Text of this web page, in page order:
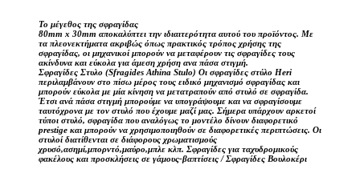
Το μέγεθος της σφραγίδας
80mm x 30mm αποκαλύπτει την ιδιαιτερότητα αυτού του προϊόντος. Με
τα πλεονεκτήματα ακριβώς όπως πρακτικός τρόπος χρήσης της
σφραγίδας, οι μηχανικοί μπορούν να μεταφέρουν τις σφραγίδες τους
ακίνδυνα και εύκολα για άμεση χρήση ανα πάσα στιγμή.
Σφραγίδες Στυλο (Sfragides Athina Stulo) Οι σφραγίδες στύλο Heri
περιλαμβάνουν στο πίσω μέρος τους ειδικό μηχανισμό σφραγίδας και
μπορούν εύκολα με μία κίνηση να μετατραπούν από στυλό σε σφραγίδα.
Έτσι ανά πάσα στιγμή μπορούμε να υπογράψουμε και να σφραγίσουμε
ταυτόχρονα με τον στυλό που έχουμε μαζί μας. Σήμερα υπάρχουν αρκετοί
τύποι στυλό, σφραγίδα που αναλόγως το μοντέλο δίνουν διαφορετικό
prestige και μπορούν να χρησιμοποιηθούν σε διαφορετικές περιπτώσεις. Οι
στυλοί διατίθενται σε διάφορους χρωματισμούς
χρυσό,ασημί,μπορντό,μαύρο,μπλε κλπ. Σφραγίδες για ταχυδρομικούς
φακέλους και προσκλήσεις σε γάμους-βαπτίσεις / Σφραγίδες Βουλοκέρι